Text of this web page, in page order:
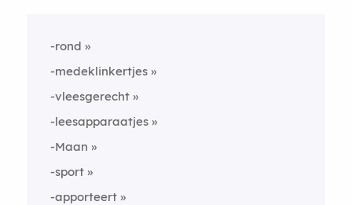
-rond
-medeklinkertjes
-vleesgerecht
-leesapparaatjes
-Maan
-sport
-apporteert